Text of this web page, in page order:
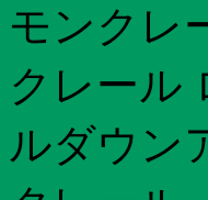
モンクレ
クレール
ルダウン